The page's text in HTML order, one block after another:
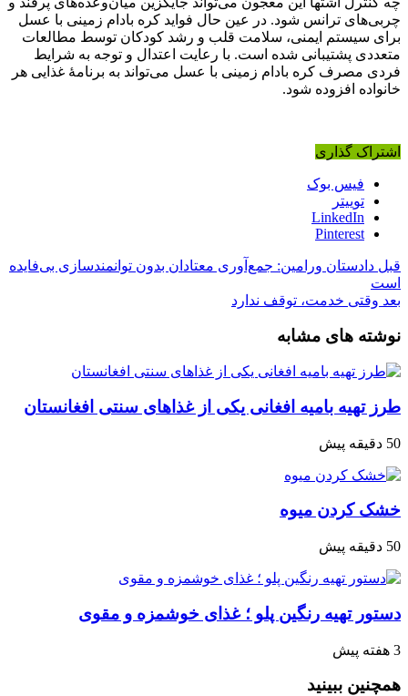
ترانس شود. در عین حال فواید کره بادام زمینی با عسل
سیستم ایمنی، سلامت قلب و رشد کودکان توسط مطالعات
پشتیبانی شده است. با رعایت اعتدال و توجه به شرایط
مصرف کره بادام زمینی با عسل می‌تواند به برنامهٔ غذایی هر
افزوده شود.
گذاری
فیس بوک
توییتر
LinkedIn
Pinterest
دادستان ورامین: جمع‌آوری معتادان بدون توانمندسازی بی‌فایده
وقتی خدمت، توقف ندارد
های مشابه
تهیه بامیه افغانی یکی از غذاهای سنتی افغانستان
پیش
کردن میوه
پیش
تهیه رنگین پلو ؛ غذای خوشمزه و مقوی
ببینید